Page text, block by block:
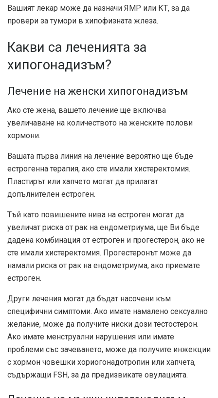
Вашият лекар може да назначи ЯМР или КТ, за да
провери за тумори в хипофизната жлеза.
Какви са леченията за
хипогонадизъм?
Лечение на женски хипогонадизъм
Ако сте жена, вашето лечение ще включва
увеличаване на количеството на женските полови
хормони.
Вашата първа линия на лечение вероятно ще бъде
естрогенна терапия, ако сте имали хистеректомия.
Пластирът или хапчето могат да прилагат
допълнителен естроген.
Тъй като повишените нива на естроген могат да
увеличат риска от рак на ендометриума, ще Ви бъде
дадена комбинация от естроген и прогестерон, ако не
сте имали хистеректомия. Прогестеронът може да
намали риска от рак на ендометриума, ако приемате
естроген.
Други лечения могат да бъдат насочени към
специфични симптоми. Ако имате намалено сексуално
желание, може да получите ниски дози тестостерон.
Ако имате менструални нарушения или имате
проблеми със зачеването, може да получите инжекции
с хормон човешки хориогонадотропин или хапчета,
съдържащи FSH, за да предизвикате овулацията.